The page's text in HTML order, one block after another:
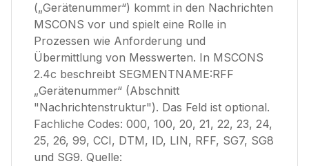
(„Gerätenummer“) kommt in den Nachrichten
MSCONS vor und spielt eine Rolle in
Prozessen wie Anforderung und
Übermittlung von Messwerten. In MSCONS
2.4c beschreibt SEGMENTNAME:RFF
„Gerätenummer“ (Abschnitt
"Nachrichtenstruktur"). Das Feld ist optional.
Fachliche Codes: 000, 100, 20, 21, 22, 23, 24,
25, 26, 99, CCI, DTM, ID, LIN, RFF, SG7, SG8
und SG9. Quelle: